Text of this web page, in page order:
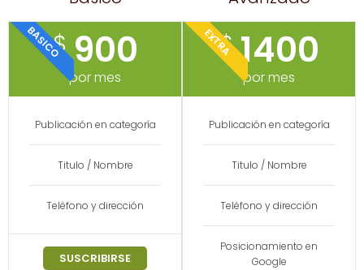
BASICO
$900
por mes
Publicación en categoría
Titulo / Nombre
Teléfono y dirección
SUSCRIBIRSE
EXTRA
$1400
por mes
Publicación en categoría
Titulo / Nombre
Teléfono y dirección
Posicionamiento en
Google